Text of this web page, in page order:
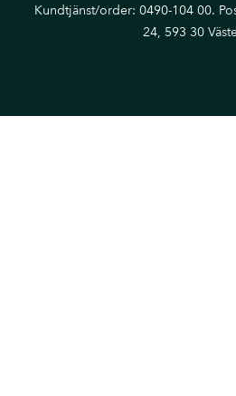
Kundtjänst/order: 0490-104 00.
24, 593 30